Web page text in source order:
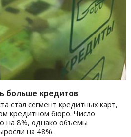
больше кредитов
стал сегмент кредитных карт,
кредитном бюро. Число
на 8%, однако объемы
на 48%.